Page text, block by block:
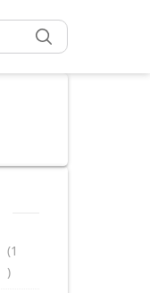
(1
)